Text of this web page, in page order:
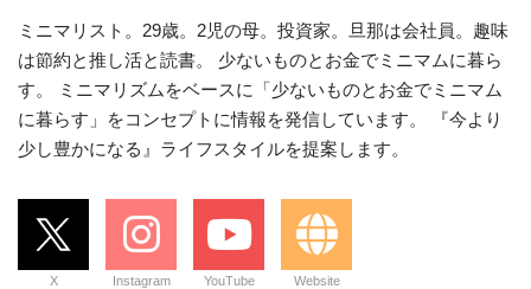
ミニマリスト。29歳。2児の母。投資家。旦那は会社員。趣味
は節約と推し活と読書。 少ないものとお金でミニマムに暮ら
す。 ミニマリズムをベースに「少ないものとお金でミニマム
に暮らす」をコンセプトに情報を発信しています。 『今より
少し豊かになる』ライフスタイルを提案します。
X Instagram YouTube Website